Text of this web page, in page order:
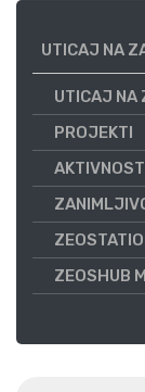
UTICAJ NA
UTICAJ NA
PROJEKTI
ZEOSHUB